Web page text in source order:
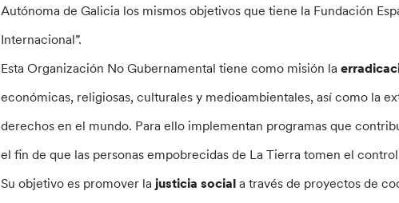
Autónoma de Galicia los mismos objetivos que tiene la Fundación
Internacional”.
Esta Organización No Gubernamental tiene como misión la
económicas, religiosas, culturales y medioambientales, así como la
derechos en el mundo. Para ello implementan programas que
el fin de que las personas empobrecidas de La Tierra tomen el
Su objetivo es promover lajusticia sociala través de proyectos de